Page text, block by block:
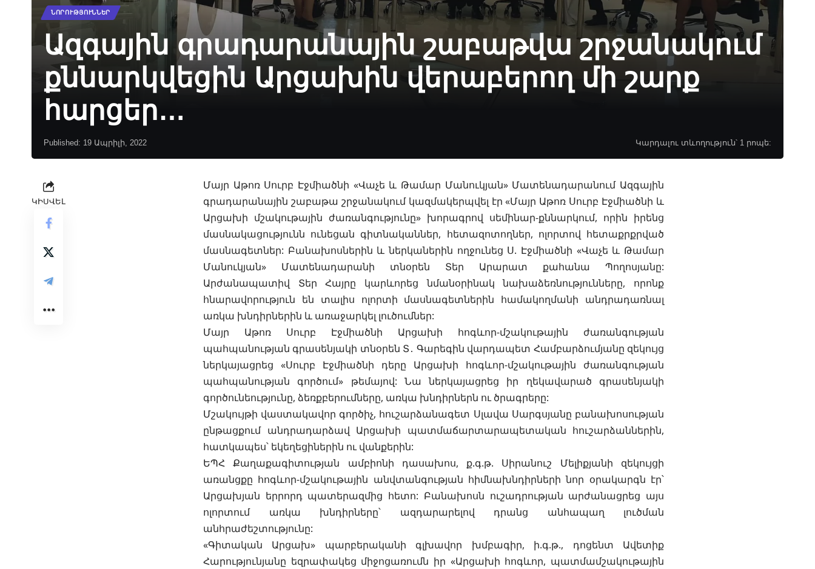
ՆՈՐՈՒԹՅՈՒՆՆԵՐ
Ազգային գրադարանային շաբաթվա շրջանակում
քննարկվեցին Արցախին վերաբերող մի շարք
հարցեր…
Published: 19 Ապրիլի, 2022 Կարդալու տևողություն՝ 1 րոպե:
ԿԻՍՎԵԼ
Մայր Աթոռ Սուրբ Էջմիածնի «Վաչե և Թամար Մանուկյան» Մատենադարանում Ազգային
գրադարանային շաբաթա շրջանակում կազմակերպվել էր «Մայր Աթոռ Սուրբ Էջմիածնի և
Արցախի մշակութային ժառանգությունը» խորագրով սեմինար-քննարկում, որին իրենց
մասնակացությունն ունեցան գիտնականներ, հետազոտողներ, ոլորտով հետաքրքրված
մասնագետներ: Բանախոսներին և ներկաներին ողջունեց Ս. Էջմիածնի «Վաչե և Թամար
Մանուկյան» Մատենադարանի տնօրեն Տեր Արարատ քահանա Պողոսյանը:
Արժանապատիվ Տեր Հայրը կարևորեց նմանօրինակ նախաձեռնությունները, որոնք
հնարավորություն են տալիս ոլորտի մասնագետներին համակողմանի անդրադառնալ
առկա խնդիրներին և առաջարկել լուծումներ:
Մայր Աթոռ Սուրբ Էջմիածնի Արցախի հոգևոր-մշակութային ժառանգության
պահպանության գրասենյակի տնօրեն Տ․ Գարեգին վարդապետ Համբարձումյանը զեկույց
ներկայացրեց «Սուրբ Էջմիածնի դերը Արցախի հոգևոր-մշակութային ժառանգության
պահպանության գործում» թեմայով: Նա ներկայացրեց իր ղեկավարած գրասենյակի
գործունեությունը, ձեռքբերումները, առկա խնդիրներն ու ծրագրերը:
Մշակույթի վաստակավոր գործիչ, հուշարձանագետ Սլավա Սարգսյանը բանախոսության
ընթացքում անդրադարձավ Արցախի պատմաճարտարապետական հուշարձաններին,
հատկապես՝ եկեղեցիներին ու վանքերին:
ԵՊՀ Քաղաքագիտության ամբիոնի դասախոս, ք.գ.թ. Սիրանուշ Մելիքյանի զեկույցի
առանցքը հոգևոր-մշակութային անվտանգության հիմնախնդիրների նոր օրակարգն էր՝
Արցախյան երրորդ պատերազմից հետո: Բանախոսն ուշադրության արժանացրեց այս
ոլորտում առկա խնդիրները՝ ազդարարելով դրանց անհապաղ լուծման
անհրաժեշտությունը:
«Գիտական Արցախ» պարբերականի գլխավոր խմբագիր, ի.գ.թ., դոցենտ Ավետիք
Հարությունյանը եզրափակեց միջոցառումն իր «Արցախի հոգևոր, պատմամշակութային